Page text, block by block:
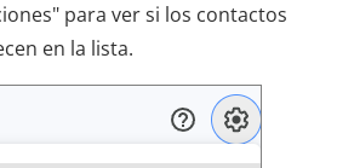
para ver si los contactos
en la lista.